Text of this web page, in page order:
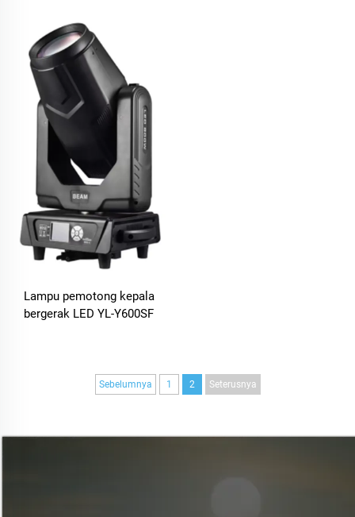
Lampu pemotong kepala
bergerak LED YL-Y600SF
Sebelumnya 1 2 Seterusnya